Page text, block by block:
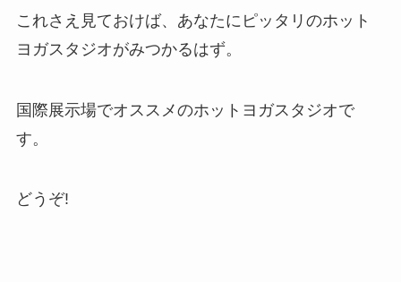
これさえ見ておけば、あなたにピッタリのホット
ヨガスタジオがみつかるはず。
国際展示場でオススメのホットヨガスタジオで
す。
どうぞ!